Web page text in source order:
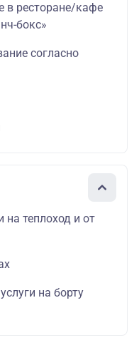
в ресторане/кафе
бокс»
согласно
на теплоход и от
на борту